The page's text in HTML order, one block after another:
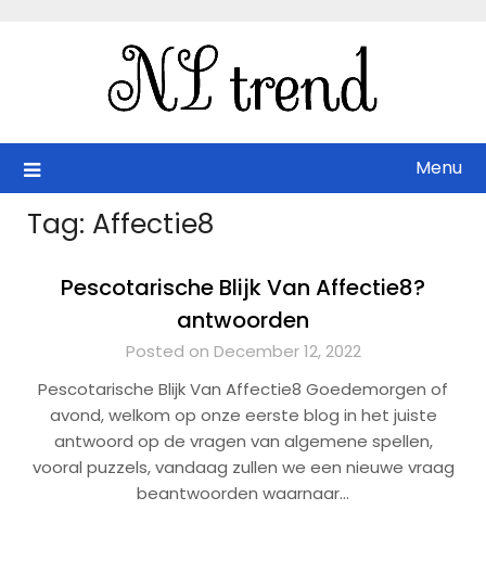
Menu
Tag: Affectie8
Pescotarische Blijk Van Affectie8?
antwoorden
Posted on December 12, 2022
Pescotarische Blijk Van Affectie8 Goedemorgen of
avond, welkom op onze eerste blog in het juiste
antwoord op de vragen van algemene spellen,
vooral puzzels, vandaag zullen we een nieuwe vraag
beantwoorden waarnaar…